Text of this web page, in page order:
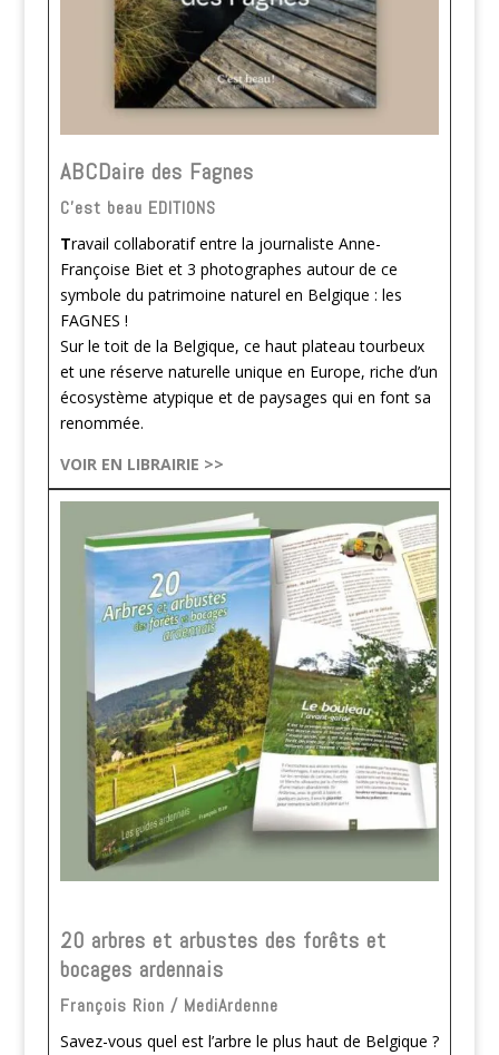
ABCDaire des Fagnes
C'est beau EDITIONS
Travail collaboratif entre la journaliste Anne-
Françoise Biet et 3 photographes autour de ce
symbole du patrimoine naturel en Belgique : les
FAGNES !
Sur le toit de la Belgique, ce haut plateau tourbeux
et une réserve naturelle unique en Europe, riche d’un
écosystème atypique et de paysages qui en font sa
renommée.
VOIR EN LIBRAIRIE >>
20 arbres et arbustes des forêts et
bocages ardennais
François Rion / MediArdenne
Savez-vous quel est l’arbre le plus haut de Belgique ?